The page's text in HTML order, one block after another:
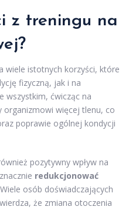
z treningu na
wiele istotnych korzyści, które
fizyczną, jak i na
wszystkim, ćwicząc na
więcej tlenu, co
poprawie ogólnej kondycji
pozytywny wpływ na
redukcjonować
osób doświadczających
że zmiana otoczenia